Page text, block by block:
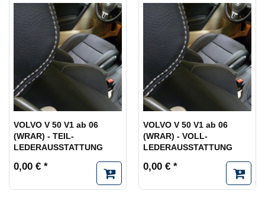
VOLVO V 50 V1 ab 06
(WRAR) - TEIL-
LEDERAUSSTATTUNG
0,00 € *
VOLVO V 50 V1 ab 06
(WRAR) - VOLL-
LEDERAUSSTATTUNG
0,00 € *